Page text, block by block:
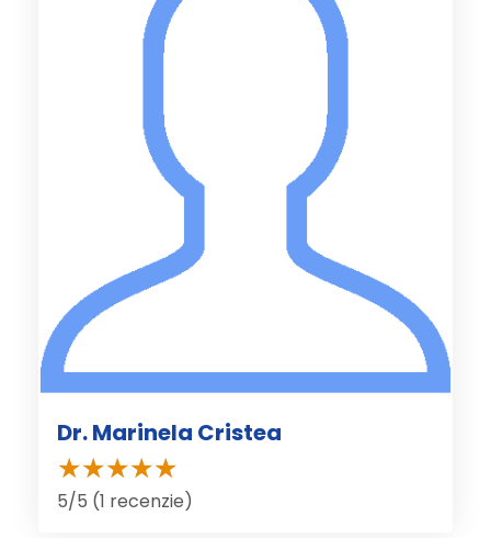
Dr. Marinela Cristea
5/5 (1 recenzie)